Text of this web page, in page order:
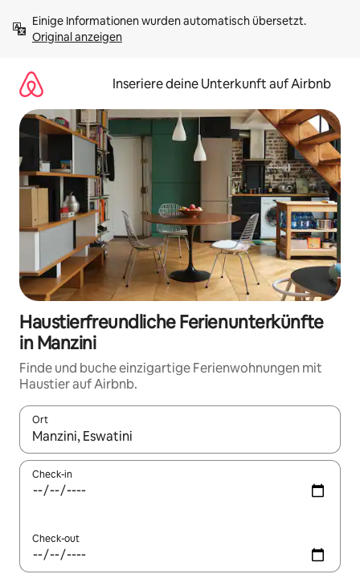
Inhalten
springenOriginal anzeigen
Inseriere deine Unterkunft auf Airbnb
Haustierfreundliche Ferienunterkünfte
in Manzini
Finde und buche einzigartige Ferienwohnungen mit
Haustier auf Airbnb.
Ort
Wenn Ergebnisse verfügbar sind, navigiere mit den
Check-in
Check-out